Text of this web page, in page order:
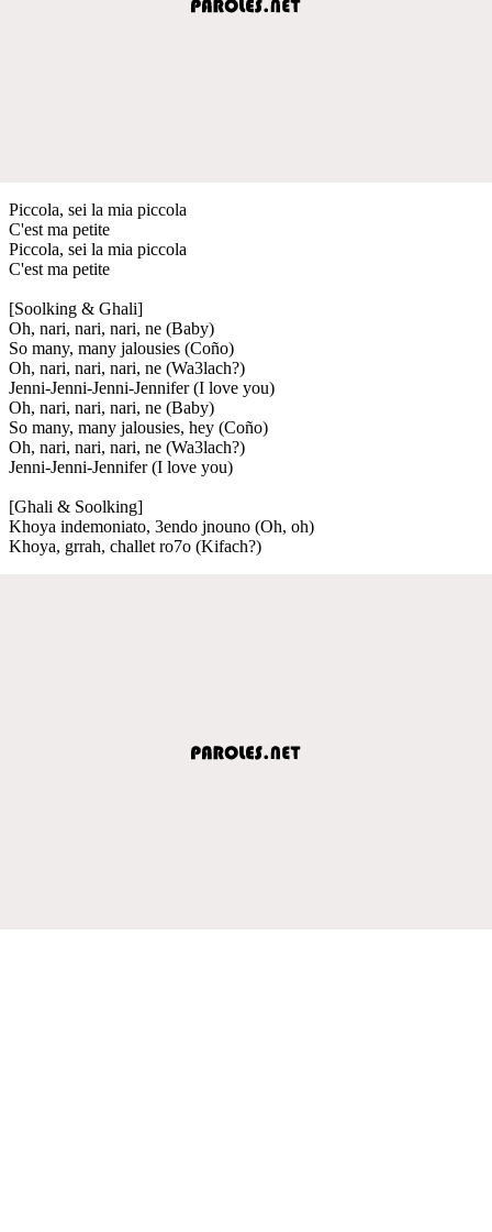
Piccola, sei la mia piccola
C'est ma petite
Piccola, sei la mia piccola
C'est ma petite
[Soolking & Ghali]
Oh, nari, nari, nari, ne (Baby)
So many, many jalousies (Coño)
Oh, nari, nari, nari, ne (Wa3lach?)
Jenni-Jenni-Jenni-Jennifer (I love you)
Oh, nari, nari, nari, ne (Baby)
So many, many jalousies, hey (Coño)
Oh, nari, nari, nari, ne (Wa3lach?)
Jenni-Jenni-Jennifer (I love you)
[Ghali & Soolking]
Khoya indemoniato, 3endo jnouno (Oh, oh)
Khoya, grrah, challet ro7o (Kifach?)